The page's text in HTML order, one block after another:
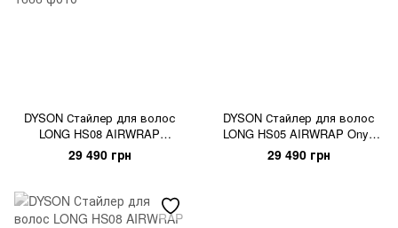
DYSON Стайлер для волос
LONG HS08 AIRWRAP
Straight/Wavy Ceramic
Patina/Topaz (533598-01)
29 490 грн
DYSON Стайлер для волос
LONG HS05 AIRWRAP Onyx
Black/Gold (534030-01)
29 490 грн